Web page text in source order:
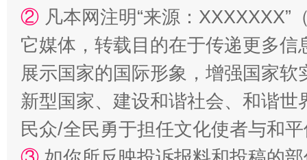
漫山遍野的桃花与雪山、麦地、白藏房 除
② 凡本网注明“来源：
它媒体，转载目的在于传递更多
展示国家的国际形象，增强国家
新型国家、建设和谐社会、和谐
民众/全民勇于担任文化使者与和